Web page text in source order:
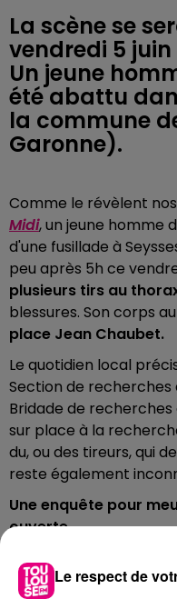
La scène se
vendredi 5
Un jeune
été abattu
la commune
Garonne).
Comme le révèlent
Midi, un jeune homme
d'une fusillade à
peu après 5h ce
plusieurs tirs au
blessures. Son corps
place Jean Chaubet.
Le quotidien local
Section de recherches
Bridade de
sur place à la
du, ou des tireurs, qui
reste également
Une enquête pour
ouverte.
Le respect de